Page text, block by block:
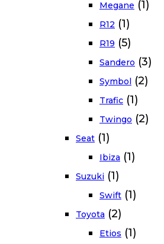
Megane (1)
R12 (1)
R19 (5)
Sandero (3)
Symbol (2)
Trafic (1)
Twingo (2)
Seat (1)
Ibiza (1)
Suzuki (1)
Swift (1)
Toyota (2)
Etios (1)